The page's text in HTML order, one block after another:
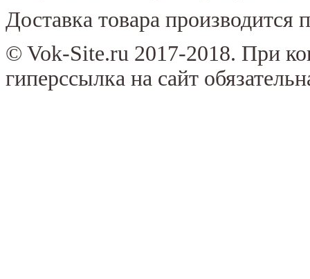
Доставка товара производится
© Vok-Site.ru 2017-2018. При
гиперссылка на сайт